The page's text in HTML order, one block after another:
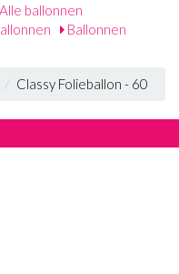
Alle ballonnen
Ballonnen
Classy Folieballon - 60